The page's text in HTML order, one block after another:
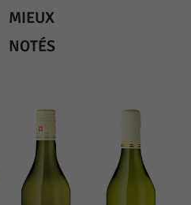
MIEUX
NOTÉS